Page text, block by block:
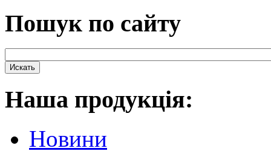
Пошук по сайту
Наша продукцiя:
Новини